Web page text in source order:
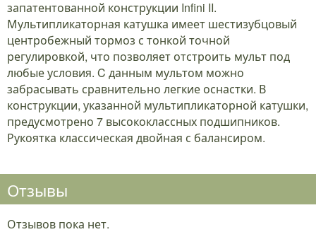
запатентованной конструкции Infini II.
Мультипликаторная катушка имеет шестизубцовый
центробежный тормоз с тонкой точной
регулировкой, что позволяет отстроить мульт под
любые условия. C данным мультом можно
забрасывать сравнительно легкие оснастки. В
конструкции, указанной мультипликаторной катушки,
предусмотрено 7 высококлассных подшипников.
Рукоятка классическая двойная с балансиром.
Отзывы
Отзывов пока нет.